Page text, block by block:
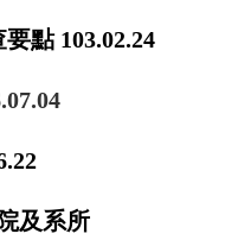
要點 103.02.24
及系所